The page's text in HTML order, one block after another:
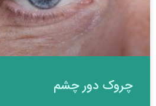
چروک دور چشم